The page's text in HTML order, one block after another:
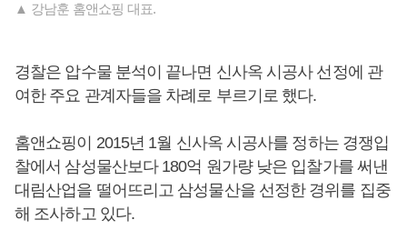
▲ 강남훈 홈앤쇼핑 대표.
경찰은 압수물 분석이 끝나면 신사옥 시공사 선정에 관
여한 주요 관계자들을 차례로 부르기로 했다.
홈앤쇼핑이 2015년 1월 신사옥 시공사를 정하는 경쟁입
찰에서 삼성물산보다 180억 원가량 낮은 입찰가를 써낸
대림산업을 떨어뜨리고 삼성물산을 선정한 경위를 집중
해 조사하고 있다.